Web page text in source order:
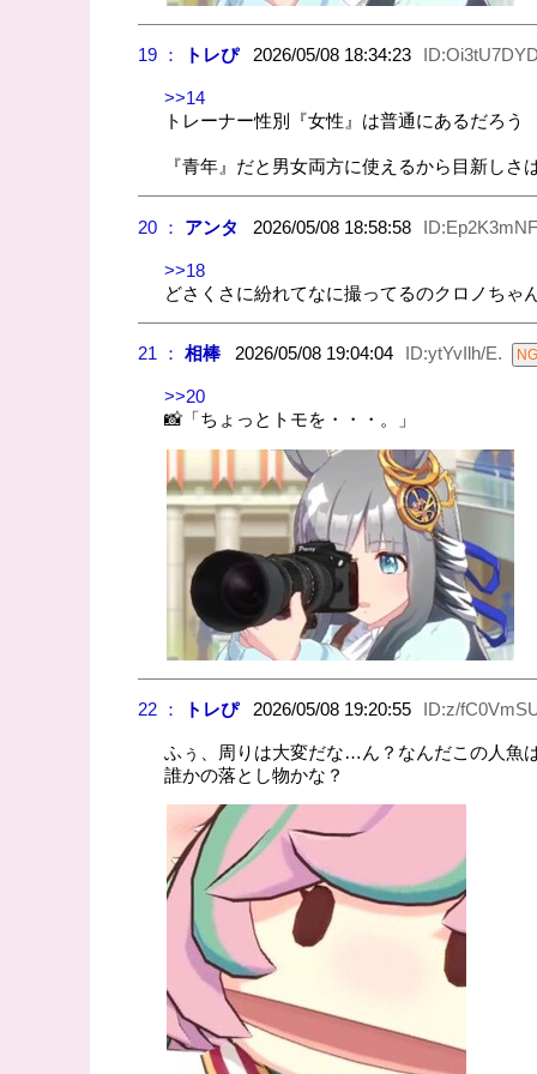
19 ： トレぴ2026/05/08 18:34:23
>>14
トレーナー性別『女性』は普通にあるだろう
『青年』だと男女両方に使えるから目新しさ
20 ： アンタ 2026/05/08 18:58:58
>>18
どさくさに紛れてなに撮ってるのクロノちゃ
21 ： 相棒2026/05/08 19:04:04 ID:ytYvIlh/E.
>>20
📸「ちょっとトモを・・・。」
22 ： トレぴ2026/05/08 19:20:55 ID:z/
ふぅ、周りは大変だな…ん？なんだこの人魚
誰かの落とし物かな？